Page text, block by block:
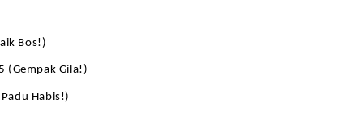
Bos!)
(Gempak Gila!)
Habis!)